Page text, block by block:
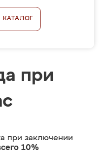
КАТАЛОГ
при
при заключении
10%